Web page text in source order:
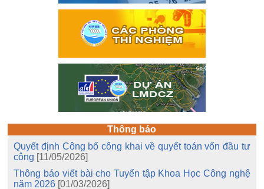
Thông báo
Quyết định Công bố công khai về quyết toán vốn đầu tư
công [11/05/2026]
Thông báo viết bài cho Tuyển tập Khoa Học Công nghệ
năm 2026 [01/03/2026]